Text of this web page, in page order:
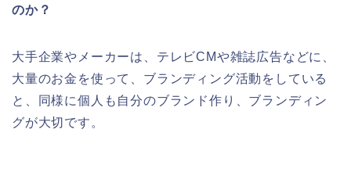
のか？
大手企業やメーカーは、テレビCMや雑誌広告などに、
大量のお金を使って、ブランディング活動をしている
と、同様に個人も自分のブランド作り、ブランディン
グが大切です。